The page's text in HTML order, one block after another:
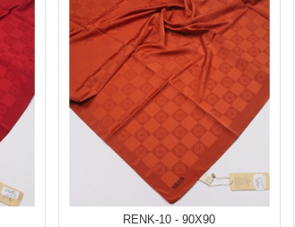
RENK-10 - 90X90